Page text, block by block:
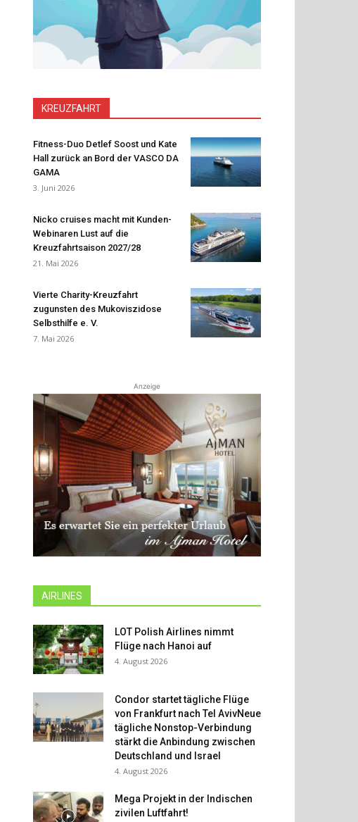
KREUZFAHRT
Fitness-Duo Detlef Soost und Kate
Hall zurück an Bord der VASCO DA
GAMA
3. Juni 2026
Nicko cruises macht mit Kunden-
Webinaren Lust auf die
Kreuzfahrtsaison 2027/28
21. Mai 2026
Vierte Charity-Kreuzfahrt
zugunsten des Mukoviszidose
Selbsthilfe e. V.
7. Mai 2026
Anzeige
AIRLINES
LOT Polish Airlines nimmt
Flüge nach Hanoi auf
4. August 2026
Condor startet tägliche Flüge
von Frankfurt nach Tel AvivNeue
tägliche Nonstop-Verbindung
stärkt die Anbindung zwischen
Deutschland und Israel
4. August 2026
Mega Projekt in der Indischen
zivilen Luftfahrt!